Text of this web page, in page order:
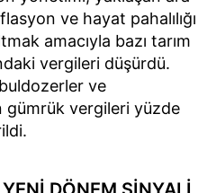
ve hayat pahalılığı
amacıyla bazı tarım
vergileri düşürdü.
ve
vergileri yüzde